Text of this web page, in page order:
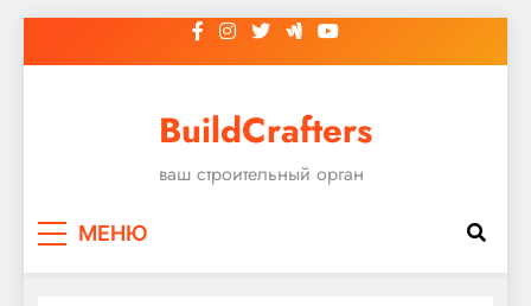
к
BuildCrafters
ваш строительный орган
МЕНЮ